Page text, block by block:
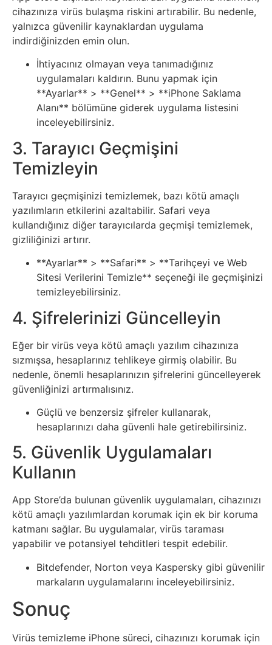
İnternet
İnternetten
Para
Kazanma
Kadın
Kim
Kimdir
Kitap
Komedi
Kültür
Sanat
Metaverse
Mobil
Müzik
Nft
Oyun
Projeler
ve
Fikirler
Psikoloji
Scriptler
cihazınıza virüs bulaşma riskini artırabilir. Bu nedenle,
yalnızca güvenilir kaynaklardan uygulama
indirdiğinizden emin olun.
İhtiyacınız olmayan veya tanımadığınız
uygulamaları kaldırın. Bunu yapmak için
**Ayarlar** > **Genel** > **iPhone Saklama
Alanı** bölümüne giderek uygulama listesini
inceleyebilirsiniz.
3. Tarayıcı Geçmişini
Temizleyin
Tarayıcı geçmişinizi temizlemek, bazı kötü amaçlı
yazılımların etkilerini azaltabilir. Safari veya
kullandığınız diğer tarayıcılarda geçmişi temizlemek,
gizliliğinizi artırır.
**Ayarlar** > **Safari** > **Tarihçeyi ve Web
Sitesi Verilerini Temizle** seçeneği ile geçmişinizi
temizleyebilirsiniz.
4. Şifrelerinizi Güncelleyin
Eğer bir virüs veya kötü amaçlı yazılım cihazınıza
sızmışsa, hesaplarınız tehlikeye girmiş olabilir. Bu
nedenle, önemli hesaplarınızın şifrelerini güncelleyerek
güvenliğinizi artırmalısınız.
Güçlü ve benzersiz şifreler kullanarak,
hesaplarınızı daha güvenli hale getirebilirsiniz.
5. Güvenlik Uygulamaları
Kullanın
App Store’da bulunan güvenlik uygulamaları, cihazınızı
kötü amaçlı yazılımlardan korumak için ek bir koruma
katmanı sağlar. Bu uygulamalar, virüs taraması
yapabilir ve potansiyel tehditleri tespit edebilir.
Bitdefender, Norton veya Kaspersky gibi güvenilir
markaların uygulamalarını inceleyebilirsiniz.
Sonuç
Virüs temizleme iPhone süreci, cihazınızı korumak için